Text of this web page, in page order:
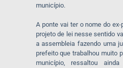
município.
A ponte vai ter o nome do
projeto de lei nesse sentido
a assembleia fazendo uma
prefeito que trabalhou muito
município, ressaltou